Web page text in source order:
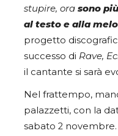
stupire, ora sono
al testo e alla
progetto
successo di Rave,
il cantante si sarà
Nel frattempo,
palazzetti, con la
sabato 2